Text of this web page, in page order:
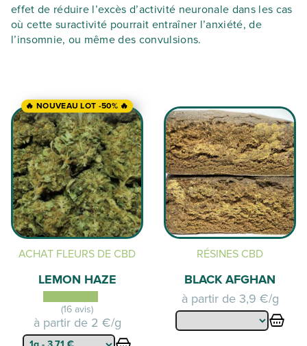
effet de réduire l’excès d’activité neuronale dans les cas
où cette suractivité pourrait entraîner l’anxiété, de
l’insomnie, ou même des convulsions.
🔥 NOUVEAU LOT -50% 🔥
ACHAT FLEURS DE CBD
LEMON HAZE
(16 avis)
à partir de 2 €/g
RÉSINES CBD
BLACK AFGHAN
à partir de 3,9 €/g